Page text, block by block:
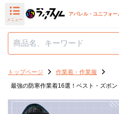
メニュー
アパレル・ユニフォー
トップページ
作業着・作業服
最強の防寒作業着16選！ベスト・ズボ